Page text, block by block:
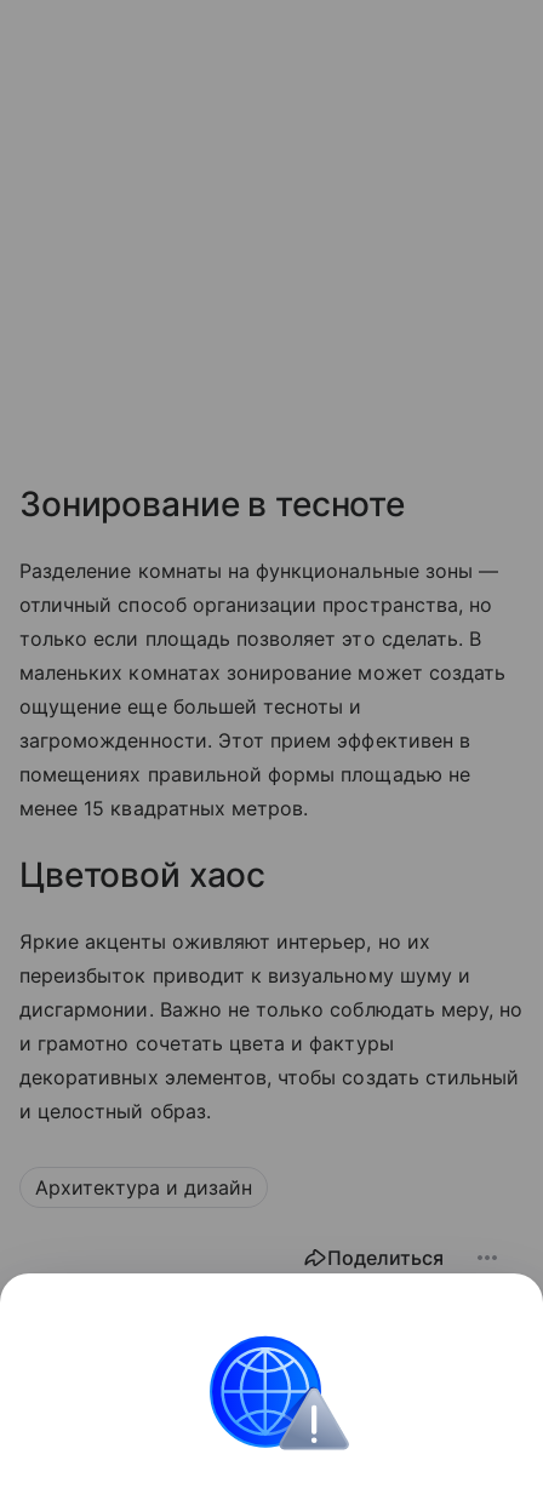
Зонирование в тесноте
Разделение комнаты на функциональные зоны —
отличный способ организации пространства, но
только если площадь позволяет это сделать. В
маленьких комнатах зонирование может создать
ощущение еще большей тесноты и
загроможденности. Этот прием эффективен в
помещениях правильной формы площадью не
менее 15 квадратных метров.
Цветовой хаос
Яркие акценты оживляют интерьер, но их
переизбыток приводит к визуальному шуму и
дисгармонии. Важно не только соблюдать меру, но
и грамотно сочетать цвета и фактуры
декоративных элементов, чтобы создать стильный
и целостный образ.
Архитектура и дизайн
Поделиться